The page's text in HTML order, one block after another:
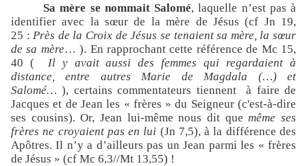
Sa mère se nommait Salomé, laquelle n’est pas à
identifier avec la sœur de la mère de Jésus (cf Jn 19,
25 : Près de la Croix de Jésus se tenaient sa mère, la sœur
de sa mère… ). En rapprochant cette référence de Mc 15,
40 ( Il y avait aussi des femmes qui regardaient à
distance, entre autres Marie de Magdala (…) et
Salomé…), certains commentateurs tiennent
à faire de
Jacques et de Jean les « frères » du Seigneur (c'est-à-dire
ses cousins). Or, Jean lui-même nous dit quemême ses
frères ne croyaient pas en lui (Jn 7,5), à la différence des
Apôtres. Il n’y a d’ailleurs pas un Jean parmi les « frères
de Jésus » (cf Mc 6,3//Mt 13,55) !